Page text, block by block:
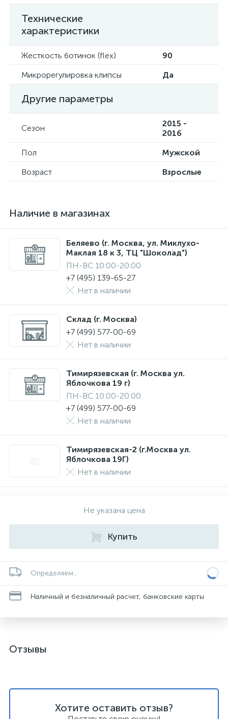
Технические
характеристики
Жесткость ботинок (flex)
90
Микрорегулировка клипсы
Да
Другие параметры
Сезон
2015 -
2016
Пол
Мужской
Возраст
Взрослые
Наличие в магазинах
Беляево (г. Москва, ул. Миклухо-
Маклая 18 к 3, ТЦ "Шоколад")
ПН-ВС 10:00-20:00
+7 (495) 139-65-27
Нет в наличии
Склад (г. Москва)
+7 (499) 577-00-69
Нет в наличии
Тимирязевская (г. Москва ул.
Яблочкова 19 г)
ПН-ВС 10:00-20:00
+7 (499) 577-00-69
Нет в наличии
Тимирязевская-2 (г.Москва ул.
Яблочкова 19Г)
Нет в наличии
Не указана цена
Купить
Определяем...
Наличный и безналичный расчет, банковские карты
Отзывы
Хотите оставить отзыв?